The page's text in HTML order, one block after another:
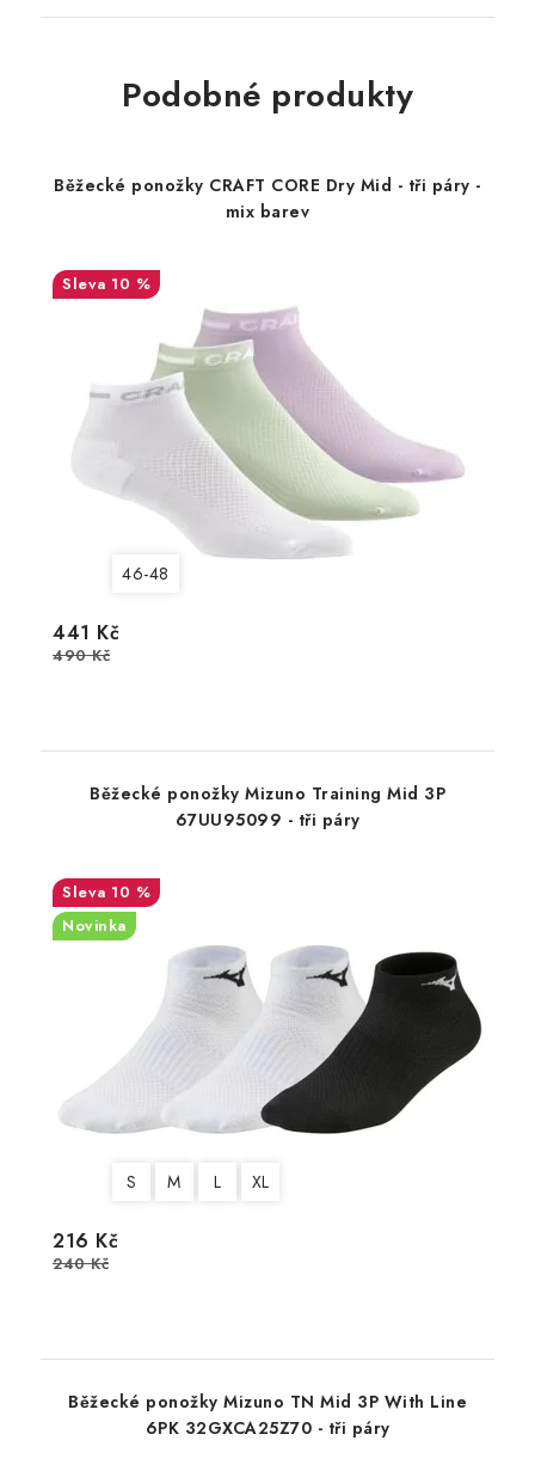
Podobné produkty
Běžecké ponožky CRAFT CORE Dry Mid - tři páry -
mix barev
10 %
46-48
441 Kč
490 Kč
Běžecké ponožky Mizuno Training Mid 3P
67UU95099 - tři páry
10 %
Novinka
S M L XL
216 Kč
240 Kč
Běžecké ponožky Mizuno TN Mid 3P With Line
6PK 32GXCA25Z70 - tři páry